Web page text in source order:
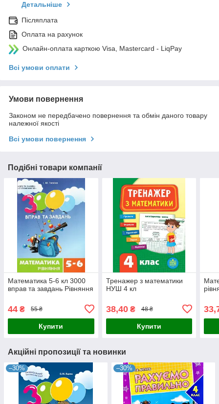
Детальніше
Післяплата
Оплата на рахунок
Онлайн-оплата карткою Visa, Mastercard - LiqPay
Всі умови оплати
Умови повернення
Законом не передбачено повернення та обмін даного товару
належної якості
Всі умови повернення
Подібні товари компанії
Математика 5-6 кл 3000
вправ та завдань Рівняння
44 ₴ 55 ₴
Купити
Тренажер з математики
НУШ 4 кл
38,40₴ 48 ₴
Купити
Акційні пропозиції та новинки
–30% –30%